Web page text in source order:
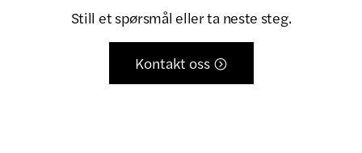
Still et spørsmål eller ta neste steg.
Kontakt oss 